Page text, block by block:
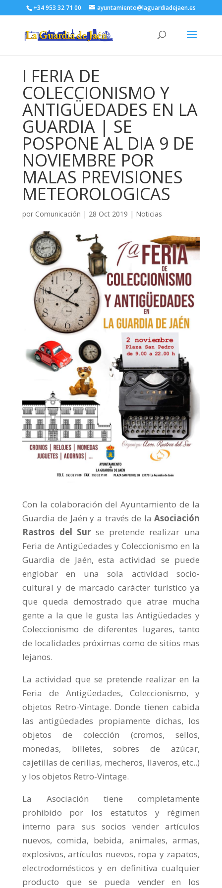
+34 953 32 71 00 ayuntamiento@laguardiadejaen.es
I FERIA DE
COLECCIONISMO Y
ANTIGÜEDADES EN LA
GUARDIA | SE
POSPONE AL DIA 9 DE
NOVIEMBRE POR
MALAS PREVISIONES
METEOROLOGICAS
por Comunicación | 28 Oct 2019 | Noticias
Con la colaboración del Ayuntamiento de la
Guardia de Jaén y a través de laAsociación
Rastros del Sur se pretende realizar una
Feria de Antigüedades y Coleccionismo en la
Guardia de Jaén, esta actividad se puede
englobar en una sola actividad socio-
cultural y de marcado carácter turístico ya
que queda demostrado que atrae mucha
gente a la que le gusta las Antigüedades y
Coleccionismo de diferentes lugares, tanto
de localidades próximas como de sitios mas
lejanos.
La actividad que se pretende realizar en la
Feria de Antigüedades, Coleccionismo, y
objetos Retro-Vintage. Donde tienen cabida
las antigüedades propiamente dichas, los
objetos de colección (cromos, sellos,
monedas, billetes, sobres de azúcar,
cajetillas de cerillas, mecheros, llaveros, etc..)
y los objetos Retro-Vintage.
La Asociación tiene completamente
prohibido por los estatutos y régimen
interno para sus socios vender artículos
nuevos, comida, bebida, animales, armas,
explosivos, artículos nuevos, ropa y zapatos,
electrodomésticos y en definitiva cualquier
producto que se pueda vender en los